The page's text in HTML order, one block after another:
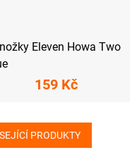
Eleven Howa Two
159 Kč
PRODUKTY